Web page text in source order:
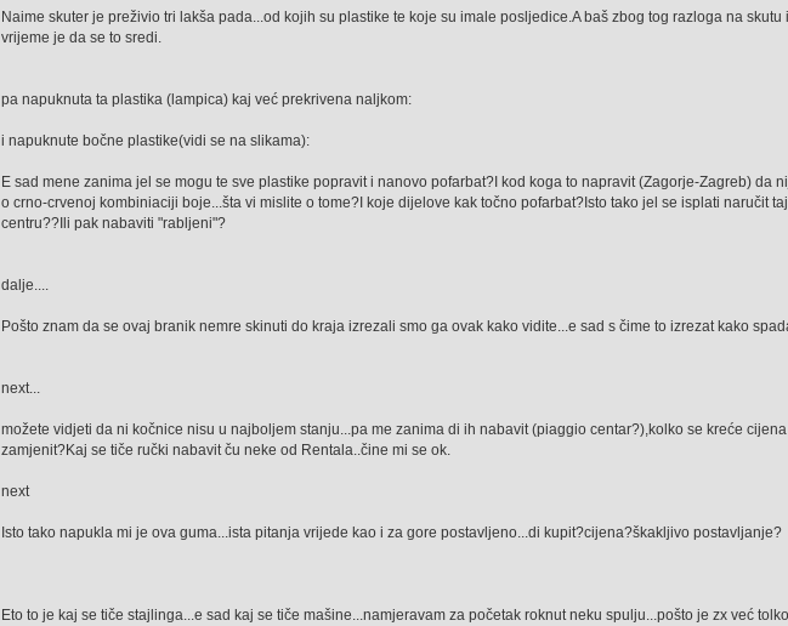
Naime skuter je preživio tri lakša pada...od kojih su plastike te koje su imale posljedice.A baš zbog tog razloga na
vrijeme je da se to sredi.
pa napuknuta ta plastika (lampica) kaj već prekrivena naljkom:
i napuknute bočne plastike(vidi se na slikama):
E sad mene zanima jel se mogu te sve plastike popravit i nanovo pofarbat?I kod koga to napravit (Zagorje-Zagreb) da
o crno-crvenoj kombiniaciji boje...šta vi mislite o tome?I koje dijelove kak točno pofarbat?Isto tako jel se isplati naručit
centru??Ili pak nabaviti "rabljeni"?
dalje....
Pošto znam da se ovaj branik nemre skinuti do kraja izrezali smo ga ovak kako vidite...e sad s čime to izrezat kako
next...
možete vidjeti da ni kočnice nisu u najboljem stanju...pa me zanima di ih nabavit (piaggio centar?),kolko se kreće
zamjenit?Kaj se tiče ručki nabavit ču neke od Rentala..čine mi se ok.
next
Isto tako napukla mi je ova guma...ista pitanja vrijede kao i za gore postavljeno...di kupit?cijena?škakljivo postavljanje?
Eto to je kaj se tiče stajlinga...e sad kaj se tiče mašine...namjeravam za početak roknut neku spulju...pošto je zx već